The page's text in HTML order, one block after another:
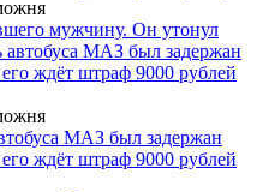
мужчину. Он утонул
МАЗ был задержан
ждёт штраф 9000 рублей